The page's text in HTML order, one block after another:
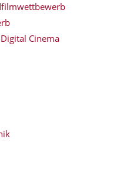
Cinema